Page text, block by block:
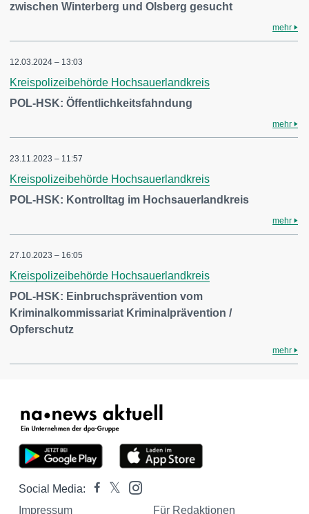
zwischen Winterberg und Olsberg gesucht
mehr
12.03.2024 – 13:03
Kreispolizeibehörde Hochsauerlandkreis
POL-HSK: Öffentlichkeitsfahndung
mehr
23.11.2023 – 11:57
Kreispolizeibehörde Hochsauerlandkreis
POL-HSK: Kontrolltag im Hochsauerlandkreis
mehr
27.10.2023 – 16:05
Kreispolizeibehörde Hochsauerlandkreis
POL-HSK: Einbruchsprävention vom
Kriminalkommissariat Kriminalprävention /
Opferschutz
mehr
Social Media:
Impressum
Für Redaktionen